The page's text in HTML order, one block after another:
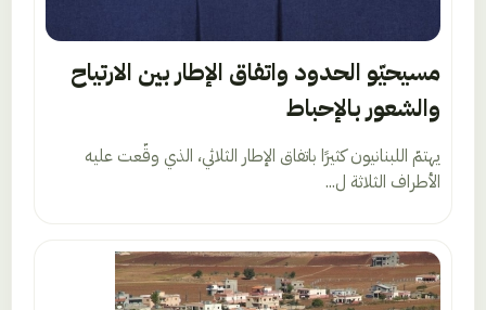
مسيحيّو الحدود واتفاق الإطار بين الارتياح
والشعور بالإحباط
يهتمّ اللبنانيون كثيرًا باتفاق الإطار الثلاثي، الذي وقّعت عليه
الأطراف الثلاثة ل...